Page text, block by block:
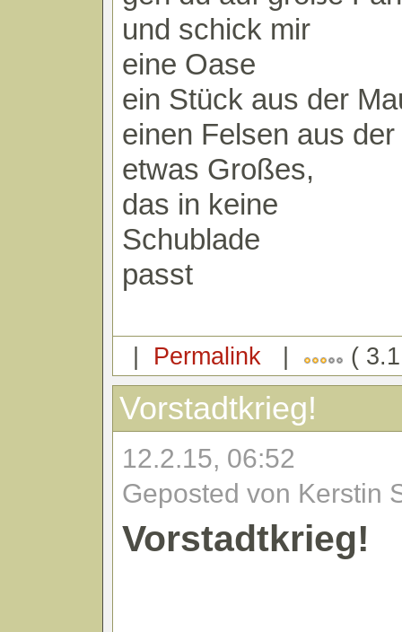
und schick mir
eine Oase
ein Stück aus der
einen Felsen aus
etwas Großes,
das in keine
Schublade
passt
| Permalink | (
Vorstadtkrieg!
12.2.15, 06:52
Geposted von Kerstin
Vorstadtkrieg!